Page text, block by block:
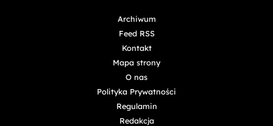
Archiwum
Feed RSS
Kontakt
Mapa strony
O nas
Polityka Prywatności
Regulamin
Redakcja